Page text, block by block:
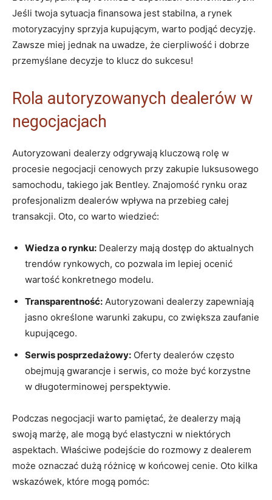
Jeśli twoja sytuacja‌ finansowa jest stabilna, a rynek
motoryzacyjny sprzyja kupującym, warto⁣ podjąć decyzję.
Zawsze miej jednak na uwadze, że cierpliwość i dobrze
przemyślane decyzje to klucz ‍do ​sukcesu!
Rola autoryzowanych dealerów w
negocjacjach
Autoryzowani dealerzy odgrywają kluczową rolę ⁢w
procesie negocjacji cenowych przy zakupie ⁤luksusowego
samochodu, takiego jak Bentley. Znajomość⁤ rynku oraz
profesjonalizm dealerów wpływa na przebieg całej
transakcji. Oto, co warto wiedzieć:
Wiedza o rynku: Dealerzy mają dostęp do aktualnych⁢
trendów rynkowych, co ⁤pozwala im lepiej ​ocenić
wartość konkretnego modelu.
Transparentność: Autoryzowani⁣ dealerzy zapewniają⁤
jasno określone warunki zakupu, co​ zwiększa zaufanie
kupującego.
Serwis posprzedażowy: Oferty dealerów ‌często
obejmują‌ gwarancje i serwis, co może​ być korzystne
w długoterminowej perspektywie.
Podczas ⁣negocjacji warto pamiętać, że dealerzy mają
swoją ⁣marżę, ⁣ale mogą być elastyczni⁣ w niektórych
aspektach.‌ Właściwe podejście do rozmowy z dealerem
może​ oznaczać dużą ​różnicę w końcowej ⁤cenie. Oto kilka
wskazówek, ⁤które mogą pomóc: